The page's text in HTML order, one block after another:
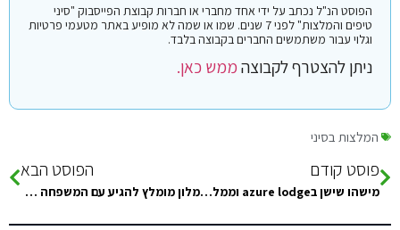
הפוסט הנ"ל נכתב על ידי אחד מחברי או חברות קבוצת הפייסבוק "סיני
טיפים והמלצות" לפני 7 שנים. שמו או שמה לא מופיע באתר מטעמי פרטיות
וגלוי עבור משתמשים החברים בקבוצה בלבד.
ניתן להצטרף לקבוצהממש כאן.
המלצות בסיני
פוסט קודם
מישהו שישן בazure lodge וממליץ או ממליץ שלא ?
הפוסט הבא
מלון מומלץ להגיע עם המשפחה עם נערים גילאי13-16,עד חצי שעה מהגבול אשמח להמלצות:)